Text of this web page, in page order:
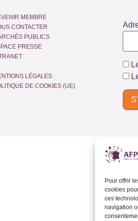
Pour offrir
cookies
ces
navigation
MEMBRE
CONTACTER
PUBLICS
PRESSE
LÉGALES
DE COOKIES (UE)